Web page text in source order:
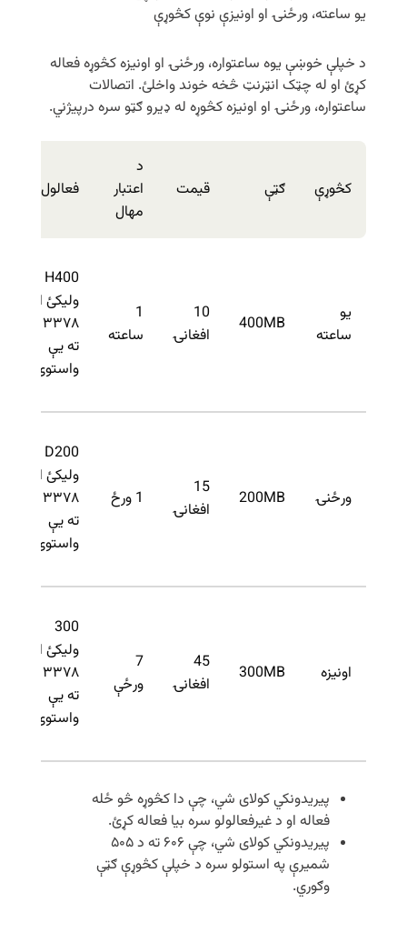
یو ساعته، ورځنۍ او اونیزې نوې کڅوړې
د خپلې خوښې یوه ساعتواره، ورځنۍ او اونیزه کڅوړه فعاله
کړئ او له چټک انټرنټ څخه خوند واخلئ. اتصالات
ساعتواره، ورځنۍ او اونیزه کڅوړه له ډیرو ګټو سره درپیژني.
فعالول
د
اعتبار
مهال
قیمت ګټې کڅوړې
H400
ولیکئ او
۳۳۷۸
ته یې
واستوئ.
1
ساعته
10
افغانۍ
400MB
یو
ساعته
D200
ولیکئ او
۳۳۷۸
ته یې
واستوئ.
1 ورځ
15
افغانۍ
200MB ورځنۍ
300
ولیکئ او
۳۳۷۸
ته یې
واستوئ.
7
ورځې
45
افغانۍ
300MB اونیزه
پیریدونکي کولای شي، چې دا کڅوړه څو ځله
فعاله او د غیرفعالولو سره بیا فعاله کړئ.
پیریدونکي کولای شي، چې ۶۰۶ ته د ۵۰۵
شمیرې په استولو سره د خپلې کڅوړې ګټې
وګوري.